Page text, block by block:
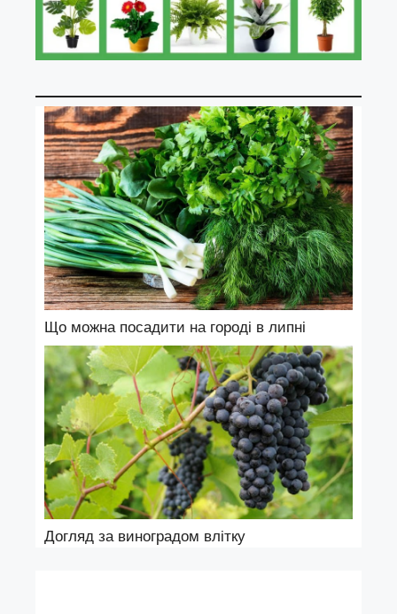
Що можна посадити на городі в липні
Догляд за виноградом влітку